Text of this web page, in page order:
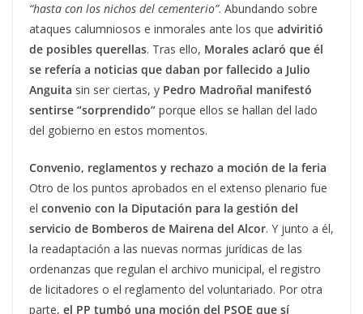
“hasta con los nichos del cementerio”. Abundando sobre
ataques calumniosos e inmorales ante los que adviritió
de posibles querellas. Tras ello, Morales aclaró que él
se refería a noticias que daban por fallecido a Julio
Anguita sin ser ciertas, y Pedro Madroñal manifestó
sentirse “sorprendido” porque ellos se hallan del lado
del gobierno en estos momentos.
Convenio, reglamentos y rechazo a moción de la feria
Otro de los puntos aprobados en el extenso plenario fue
el convenio con la Diputación para la gestión del
servicio de Bomberos de Mairena del Alcor. Y junto a él,
la readaptación a las nuevas normas jurídicas de las
ordenanzas que regulan el archivo municipal, el registro
de licitadores o el reglamento del voluntariado. Por otra
parte, el PP tumbó una moción del PSOE que sí